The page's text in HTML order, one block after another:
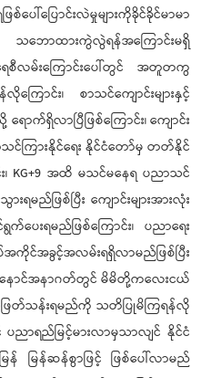
စ်ပေါ်ပြောင်းလဲမှုများကိုခိုင်ခိုင်မာမာ
ဘောထားကွဲလွဲရန်အကြောင်းမရှိ
လမ်းကြောင်းပေါ်တွင် အတူတကွ
ာင်း၊ စာသင်ကျောင်းများနှင့်
က်ရှိလာပြီဖြစ်ကြောင်း၊ ကျောင်း
ကြားနိုင်ရေး နိုင်ငံတော်မှ တတ်နိုင်
၊ KG+9 အထိ မသင်မနေရ ပညာသင်
ရမည်ဖြစ်ပြီး ကျောင်းများအားလုံး
ေးရမည်ဖြစ်ကြောင်း၊ ပညာရေး
င်အခွင့်အလမ်းရရှိလာမည်ဖြစ်ပြီး
နောင်အနာဂတ်တွင် မိမိတို့ကလေးငယ်
ဖြတ်သန်းရမည်ကို သတိပြုမိကြရန်လို
ညာရည်မြင့်မားလာမှသာလျင် နိုင်ငံ
မြန်ဆန်စွာဖြင့် ဖြစ်ပေါ်လာမည်